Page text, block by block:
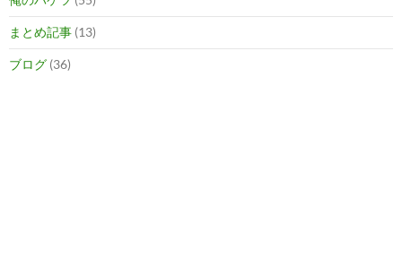
まとめ記事 (13)
ブログ (36)